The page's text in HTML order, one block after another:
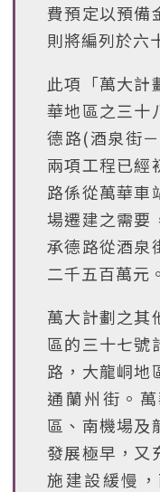
費預定以預備
則將編列於六
此項「萬大計
華地區之三十
德路(酒泉街
兩項工程已經
路係從萬華車
場遷建之需要
承德路從酒泉
二千五百萬元。
萬大計劃之其
區的三十七號
路，大龍峒地
通蘭州街。
區、南機場及
發展極早，又
施建設緩慢